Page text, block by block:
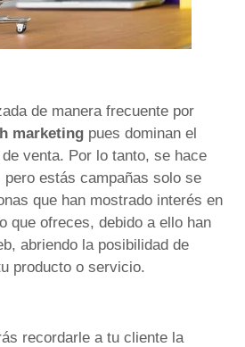
de manera frecuente por
marketing pues dominan el
venta. Por lo tanto, se hace
estás campañas solo se
que han mostrado interés en
que ofreces, debido a ello han
abriendo la posibilidad de
producto o servicio.
recordarle a tu cliente la